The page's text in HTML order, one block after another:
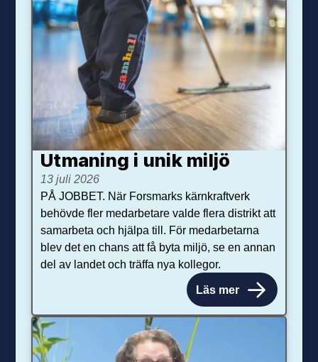
Utmaning i unik miljö
13 juli 2026
PÅ JOBBET. När Forsmarks kärnkraftverk
behövde fler medarbetare valde flera distrikt att
samarbeta och hjälpa till. För medarbetarna
blev det en chans att få byta miljö, se en annan
del av landet och träffa nya kollegor.
Läs mer